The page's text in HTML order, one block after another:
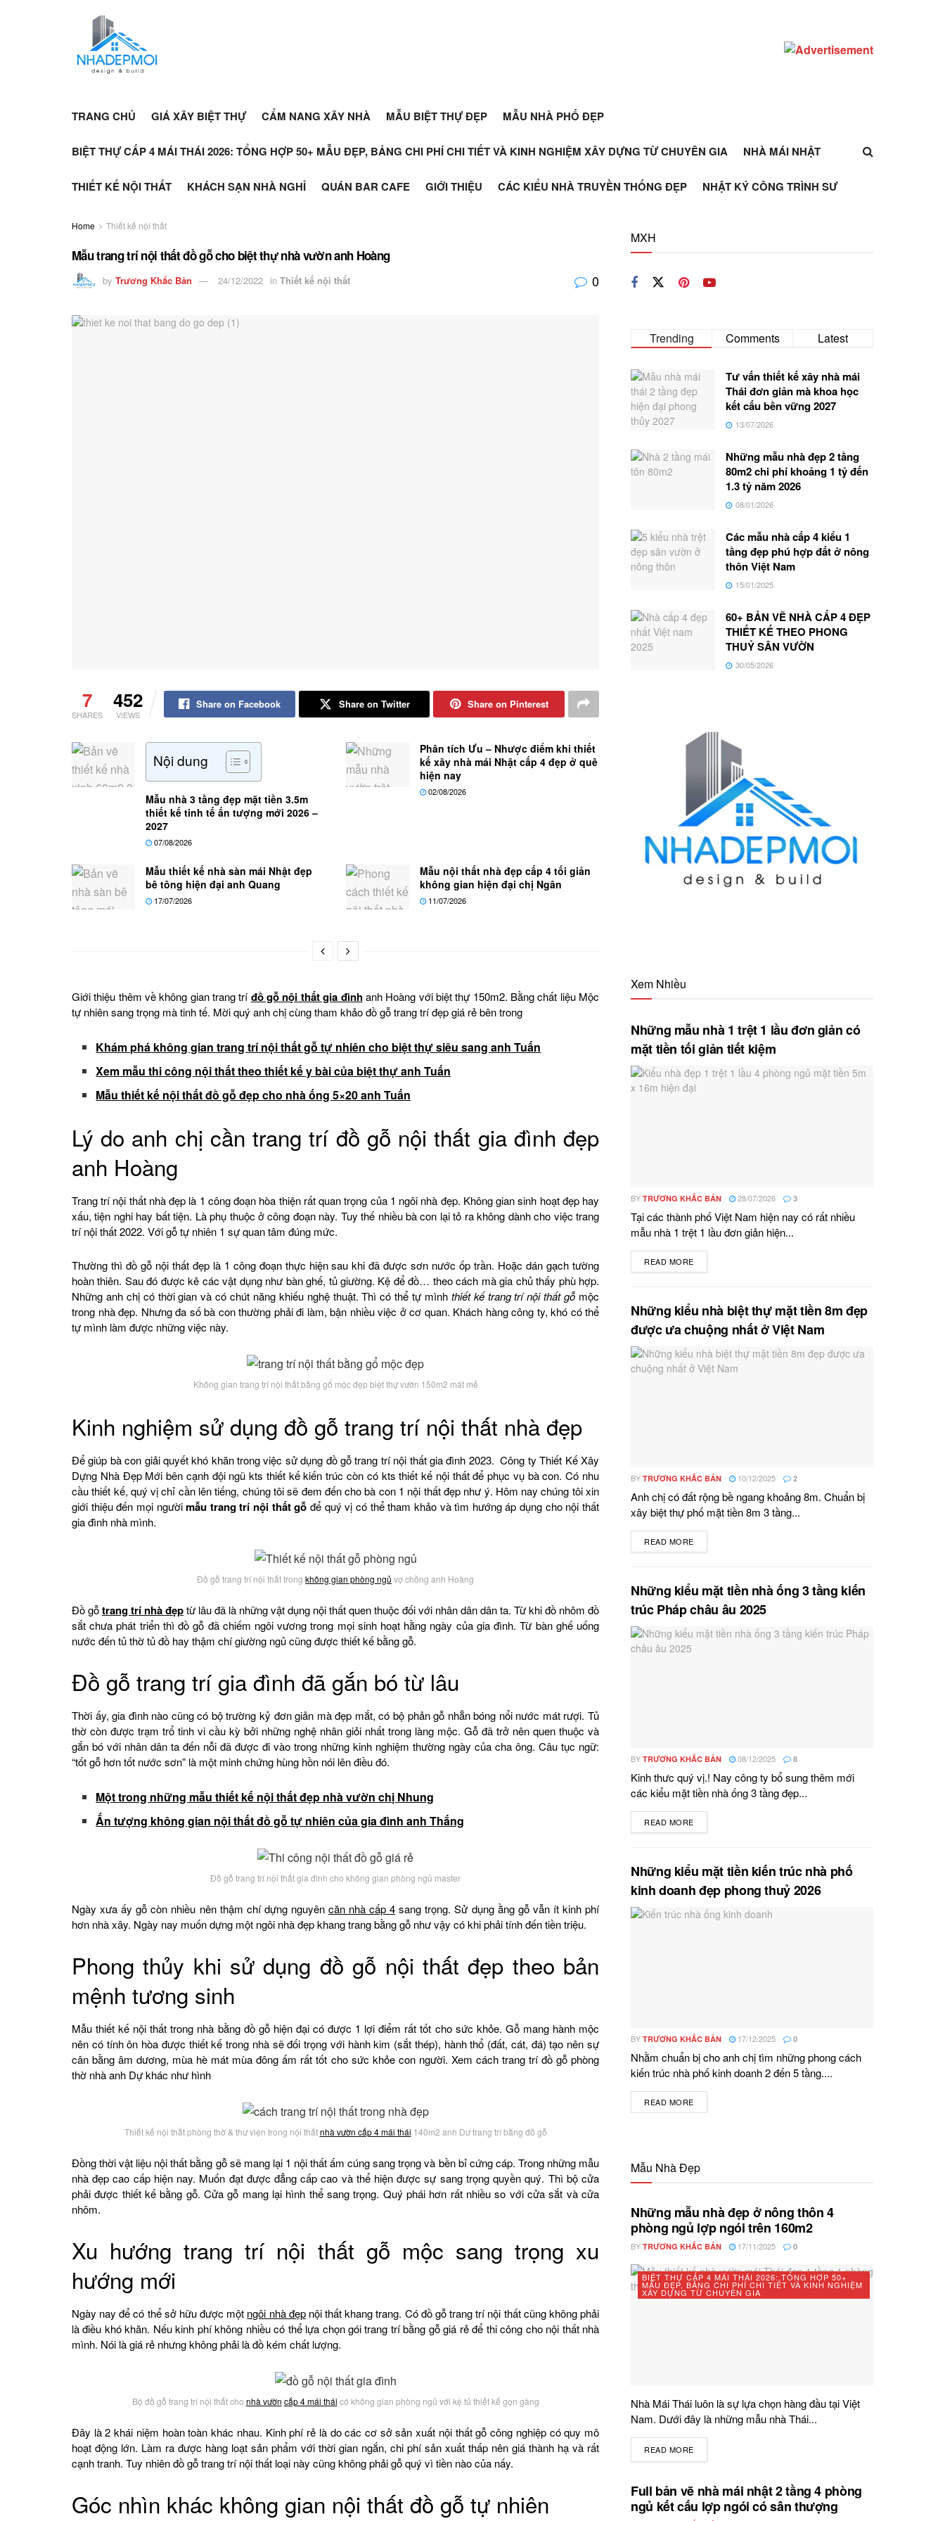
TRANG CHỦ GIÁ XÂY BIỆT THỰ CẨM NANG XÂY NHÀ MẪU BIỆT THỰ ĐẸP MẪU NHÀ PHỐ ĐẸP
BIỆT THỰ CẤP 4 MÁI THÁI 2026: TỔNG HỢP 50+ MẪU ĐẸP, BẢNG CHI PHÍ CHI TIẾT VÀ KINH NGHIỆM XÂY DỰNG TỪ CHUYÊN GIA NHÀ MÁI NHẬT
THIẾT KẾ NỘI THẤT KHÁCH SẠN NHÀ NGHỈ QUÁN BAR CAFE GIỚI THIỆU CÁC KIỂU NHÀ TRUYỀN THỐNG ĐẸP NHẬT KÝ CÔNG TRÌNH SƯ
Home Thiết kế nội thất
Mẫu trang trí nội thất đồ gỗ cho biệt thự nhà vườn anh Hoàng
by Trương Khắc Bản 24/12/2022 in Thiết kế nội thất 0
7
SHARES
452
VIEWS
Share on Facebook Share on Twitter Share on Pinterest
Nội dung
Mẫu nhà 3 tầng đẹp mặt tiền 3.5m
thiết kế tinh tế ấn tượng mới 2026 –
2027
07/08/2026
Phân tích Ưu – Nhược điểm khi thiết
kế xây nhà mái Nhật cấp 4 đẹp ở quê
hiện nay
02/08/2026
Mẫu thiết kế nhà sàn mái Nhật đẹp
bê tông hiện đại anh Quang
17/07/2026
Mẫu nội thất nhà đẹp cấp 4 tối giản
không gian hiện đại chị Ngân
11/07/2026
Giới thiệu thêm về không gian trang tríđồ gỗ nội thất gia đìnhanh Hoàng với biệt thự 150m2. Bằng chất liệu Mộc
tự nhiên sang trọng mà tinh tế. Mời quý anh chị cùng tham khảo đồ gỗ trang trí đẹp giá rẻ bên trong
Khám phá không gian trang trí nội thất gỗ tự nhiên cho biệt thự siêu sang anh Tuấn
Xem mẫu thi công nội thất theo thiết kế y bài của biệt thự anh Tuấn
Mẫu thiết kế nội thất đồ gỗ đẹp cho nhà ống 5×20 anh Tuấn
Lý do anh chị cần trang trí đồ gỗ nội thất gia đình đẹp
anh Hoàng
Trang trí nội thất nhà đẹp là 1 công đoạn hòa thiện rất quan trọng của 1 ngôi nhà đẹp. Không gian sinh hoạt đẹp hay
xấu, tiện nghi hay bất tiện. Là phụ thuộc ở công đoạn này. Tuy thế nhiều bà con lại tỏ ra không dành cho việc trang
trí nội thất 2022. Với gỗ tự nhiên 1 sự quan tâm đúng mức.
Thường thì đồ gỗ nội thất đẹp là 1 công đoạn thực hiện sau khi đã được sơn nước ốp trần. Hoặc dán gạch tường
hoàn thiên. Sau đó được kê các vật dụng như bàn ghế, tủ giường. Kệ để đồ… theo cách mà gia chủ thấy phù hợp.
Những anh chị có thời gian và có chút năng khiếu nghệ thuật. Thì có thể tự mình thiết kế trang trí nội thất gỗ mộc
trong nhà đẹp. Nhưng đa số bà con thường phải đi làm, bận nhiều việc ở cơ quan. Khách hàng công ty, khó có thể
tự mình làm được những việc này.
Không gian trang trí nội thất bằng gổ mộc đẹp biệt thự vườn 150m2 mát mẻ
Kinh nghiệm sử dụng đồ gỗ trang trí nội thất nhà đẹp
Để giúp bà con giải quyết khó khăn trong việc sử dụng đồ gỗ trang trí nội thất gia đình 2023. Công ty Thiết Kế Xây
Dựng Nhà Đẹp Mới bên cạnh đội ngũ kts thiết kế kiến trúc còn có kts thiết kế nội thất để phục vụ bà con. Có nhu
cầu thiết kế, quý vị chỉ cần lên tiếng, chúng tôi sẽ đem đến cho bà con 1 nội thất đẹp như ý. Hôm nay chúng tôi xin
giới thiệu đến mọi ngườimẫu trang trí nội thất gỗđể quý vị có thể tham khảo và tìm hướng áp dụng cho nội thất
gia đình nhà mình.
Đồ gỗ trang trí nội thất trong không gian phòng ngủ vợ chồng anh Hoàng
Đồ gỗtrang trí nhà đẹptừ lâu đã là những vật dụng nội thất quen thuộc đối với nhân dân dân ta. Từ khi đồ nhôm đồ
sắt chưa phát triển thì đồ gỗ đã chiếm ngôi vương trong mọi sinh hoạt hằng ngày của gia đình. Từ bàn ghế uống
nước đến tủ thờ tủ đồ hay thậm chí giường ngủ cũng được thiết kế bằng gỗ.
Đồ gỗ trang trí gia đình đã gắn bó từ lâu
Thời ấy, gia đình nào cũng có bộ trường kỷ đơn giản mà đẹp mắt, có bộ phản gỗ nhẵn bóng nổi nước mát rượi. Tủ
thờ còn được trạm trổ tinh vi cầu kỳ bởi những nghệ nhân giỏi nhất trong làng mộc. Gỗ đã trở nên quen thuộc và
gắn bó với nhân dân ta đến nỗi đã được đi vào trong những kinh nghiệm thường ngày của cha ông. Câu tục ngữ:
“tốt gỗ hơn tốt nước sơn” là một minh chứng hùng hồn nói lên điều đó.
Một trong những mẫu thiết kế nội thất đẹp nhà vườn chị Nhung
Ấn tượng không gian nội thất đồ gỗ tự nhiên của gia đình anh Thắng
Đồ gỗ trang trí nội thất gia đình cho không gian phòng ngủ master
Ngày xưa ấy gỗ còn nhiều nên thậm chí dựng nguyên căn nhà cấp 4 sang trọng. Sử dụng ằng gỗ vẫn ít kinh phí
hơn nhà xây. Ngày nay muốn dựng một ngôi nhà đẹp khang trang bằng gỗ như vậy có khi phải tính đến tiền triệu.
Phong thủy khi sử dụng đồ gỗ nội thất đẹp theo bản
mệnh tương sinh
Mẫu thiết kế nội thất trong nhà bằng đồ gỗ hiện đại có được 1 lợi điểm rất tốt cho sức khỏe. Gỗ mang hành mộc
nên có tính ôn hòa được thiết kế trong nhà sẽ đối trọng với hành kim (sắt thép), hành thổ (đất, cát, đá) tạo nên sự
cân bằng âm dương, mùa hè mát mùa đông ấm rất tốt cho sức khỏe con người. Xem cách trang trí đồ gỗ phòng
thờ nhà anh Dự khác như hình
Thiết kế nội thất phòng thờ & thư viện trong nội thấtnhà vườn cấp 4 mái thái 140m2 anh Dư trang trí bằng đồ gỗ
Đồng thời vật liệu nội thất bằng gỗ sẽ mang lại 1 nội thất ấm cúng sang trọng và bền bỉ cứng cáp. Trong những mẫu
nhà đẹp cao cấp hiện nay. Muốn đạt được đẳng cấp cao và thể hiện được sự sang trọng quyền quý. Thì bộ cửa
phải được thiết kế bằng gỗ. Cửa gỗ mang lại hình thể sang trọng. Quý phái hơn rất nhiều so với cửa sắt và cửa
nhôm.
Xu hướng trang trí nội thất gỗ mộc sang trọng xu
hướng mới
Ngày nay để có thể sở hữu được một ngôi nhà đẹpnội thất khang trang. Có đồ gỗ trang trí nội thất cũng không phải
là điều khó khăn. Nếu kinh phí không nhiều có thể lựa chọn gói trang trí bằng gỗ giá rẻ để thi công cho nội thất nhà
mình. Nói là giá rẻ nhưng không phải là đồ kém chất lượng.
Bộ đồ gỗ trang trí nội thất cho nhà vườn cấp 4 mái thái có không gian phòng ngủ với kệ tủ thiết kế gọn gàng
Đây là 2 khái niệm hoàn toàn khác nhau. Kinh phí rẻ là do các cơ sở sản xuất nội thất gỗ công nghiệp có quy mô
hoạt động lớn. Làm ra được hàng loạt sản phẩm với thời gian ngắn, chi phí sản xuất thấp nên giá thành hạ và rất
cạnh tranh. Tuy nhiên đồ gỗ trang trí nội thất loại này cũng không phải gỗ quý vì tiền nào của nấy.
Góc nhìn khác không gian nội thất đồ gỗ tự nhiên
MXH
Trending Comments Latest
Tư vấn thiết kế xây nhà mái
Thái đơn giản mà khoa học
kết cấu bền vững 2027
13/07/2026
Những mẫu nhà đẹp 2 tầng
80m2 chi phí khoảng 1 tỷ đến
1.3 tỷ năm 2026
08/01/2026
Các mẫu nhà cấp 4 kiểu 1
tầng đẹp phú hợp đất ở nông
thôn Việt Nam
15/01/2025
60+ BẢN VẼ NHÀ CẤP 4 ĐẸP
THIẾT KẾ THEO PHONG
THUỶ SÂN VƯỜN
30/05/2026
Xem Nhiều
Những mẫu nhà 1 trệt 1 lầu đơn giản có
mặt tiền tối giản tiết kiệm
BY TRƯƠNG KHẮC BẢN 28/07/2026 3
Tại các thành phố Việt Nam hiện nay có rất nhiều
mẫu nhà 1 trệt 1 lầu đơn giản hiện...
READ MORE
Những kiểu nhà biệt thự mặt tiền 8m đẹp
được ưa chuộng nhất ở Việt Nam
BY TRƯƠNG KHẮC BẢN 10/12/2025 2
Anh chị có đất rộng bề ngang khoảng 8m. Chuẩn bị
xây biệt thự phố mặt tiền 8m 3 tầng...
READ MORE
Những kiểu mặt tiền nhà ống 3 tầng kiến
trúc Pháp châu âu 2025
BY TRƯƠNG KHẮC BẢN 08/12/2025 8
Kinh thưc quý vị.! Nay công ty bổ sung thêm mới
các kiểu mặt tiền nhà ống 3 tầng đẹp...
READ MORE
Những kiểu mặt tiền kiến trúc nhà phố
kinh doanh đẹp phong thuỷ 2026
BY TRƯƠNG KHẮC BẢN 17/12/2025 0
Nhằm chuẩn bị cho anh chị tìm những phong cách
kiến trúc nhà phố kinh doanh 2 đến 5 tầng....
READ MORE
Mẫu Nhà Đẹp
Những mẫu nhà đẹp ở nông thôn 4
phòng ngủ lợp ngói trên 160m2
BY TRƯƠNG KHẮC BẢN 17/11/2025 0
BIỆT THỰ CẤP 4 MÁI THÁI 2026: TỔNG HỢP 50+
MẪU ĐẸP, BẢNG CHI PHÍ CHI TIẾT VÀ KINH NGHIỆM
XÂY DỰNG TỪ CHUYÊN GIA
Nhà Mái Thái luôn là sự lựa chọn hàng đầu tại Việt
Nam. Dưới đây là những mẫu nhà Thái...
READ MORE
Full bản vẽ nhà mái nhật 2 tầng 4 phòng
ngủ kết cấu lợp ngói có sân thượng